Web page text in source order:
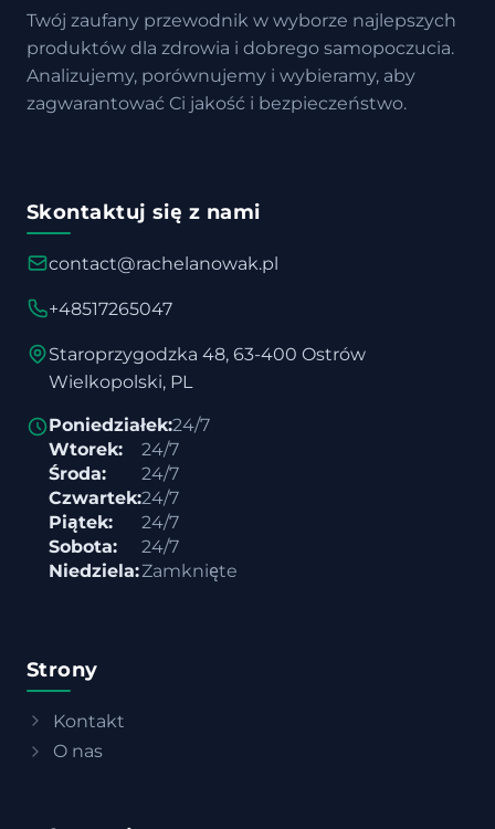
Twój zaufany przewodnik w wyborze najlepszych
produktów dla zdrowia i dobrego samopoczucia.
Analizujemy, porównujemy i wybieramy, aby
zagwarantować Ci jakość i bezpieczeństwo.
Skontaktuj się z nami
contact@rachelanowak.pl
+48517265047
Staroprzygodzka 48, 63-400 Ostrów
Wielkopolski, PL
Poniedziałek:24/7
Wtorek:
24/7
Środa:
24/7
Czwartek:24/7
Piątek:
24/7
Sobota:
24/7
Niedziela:Zamknięte
Strony
Kontakt
O nas